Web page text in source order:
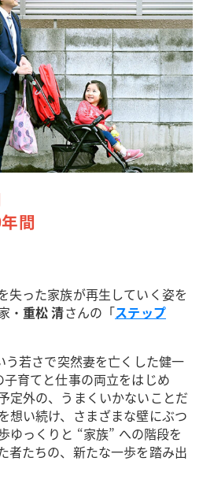
間
失った家族が再生していく姿を
・ 重松 清さんの「ステップ
若さで突然妻を亡くした健一
育てと仕事の両立をはじめ
定外の、うまくいかないことだ
想い続け、さまざまな壁にぶつ
ゆっくりと “家族” への階段を
者たちの、新たな一歩を踏み出